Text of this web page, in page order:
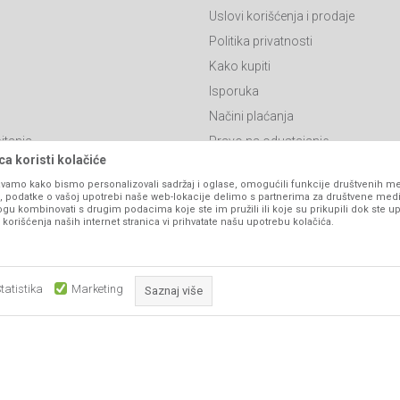
Uslovi korišćenja i prodaje
Politika privatnosti
Kako kupiti
Isporuka
Načini plaćanja
Pravo na odustajanje
Povraćaj sredstava
Zamjena artikala
koristi kolačiće
kako bismo personalizovali sadržaj i oglase, omogućili funkcije društvenih
podatke o vašoj upotrebi naše web-lokacije delimo s partnerima za društvene
kombinovati s drugim podacima koje ste im pružili ili koje su prikupili dok ste
korišćenja naših internet stranica vi prihvatate našu upotrebu kolačića.
Marketing Saznaj više